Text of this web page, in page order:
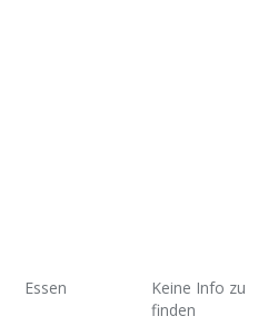
Essen
Keine Info zu
finden